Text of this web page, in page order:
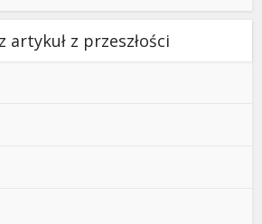
artykuł z przeszłości